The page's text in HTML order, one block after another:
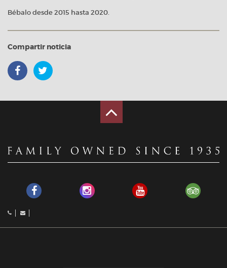
Bébalo desde 2015 hasta 2020.
Compartir noticia